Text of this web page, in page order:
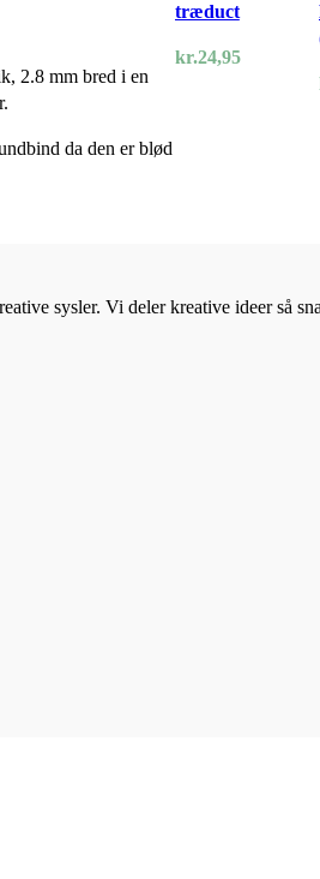
2.8 mm bred i en
da den er blød
træduct
kr.24,95
sysler. Vi deler kreative ideer så